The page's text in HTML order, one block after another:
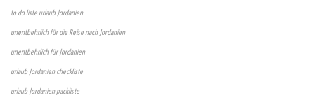
to do liste urlaub Jordanien
unentbehrlich für die Reise nach Jordanien
unentbehrlich für Jordanien
urlaub Jordanien checkliste
urlaub Jordanien packliste